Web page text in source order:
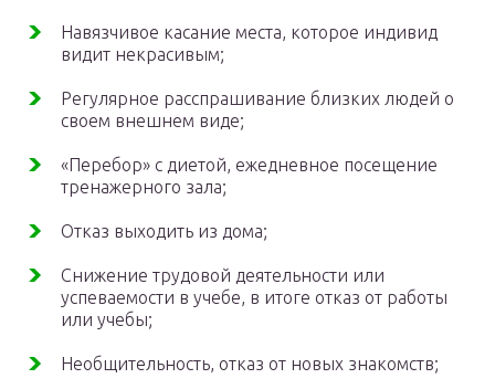
Навязчивое касание места, которое индивид
видит некрасивым;
Регулярное расспрашивание близких людей о
своем внешнем виде;
«Перебор» с диетой, ежедневное посещение
тренажерного зала;
Отказ выходить из дома;
Снижение трудовой деятельности или
успеваемости в учебе, в итоге отказ от работы
или учебы;
Необщительность, отказ от новых знакомств;